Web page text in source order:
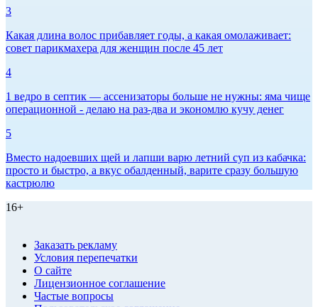
3
Какая длина волос прибавляет годы, а какая омолаживает:
совет парикмахера для женщин после 45 лет
4
1 ведро в септик — ассенизаторы больше не нужны: яма чище
операционной - делаю на раз-два и экономлю кучу денег
5
Вместо надоевших щей и лапши варю летний суп из кабачка:
просто и быстро, а вкус обалденный, варите сразу большую
кастрюлю
16+
Заказать рекламу
Условия перепечатки
О сайте
Лицензионное соглашение
Частые вопросы